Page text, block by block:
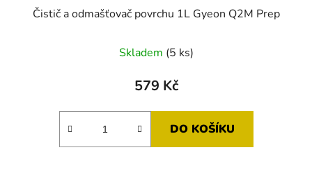
Čistič a odmašťovač povrchu 1L Gyeon Q2M Prep
Skladem (5 ks)
579 Kč
DO KOŠÍKU